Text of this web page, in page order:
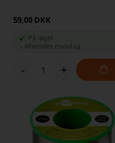
59,00 DKK
På lager
-Afsendes mandag
- +